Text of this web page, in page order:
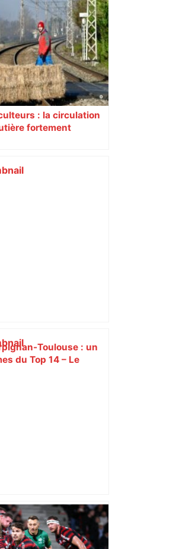
: la circulation
fortement
Toulouse : un
du Top 14 – Le
Perpignan a une
Toulouse? –